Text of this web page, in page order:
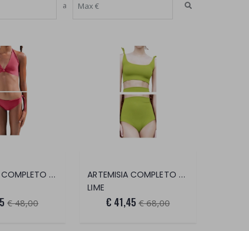
a
OSSIDIANA COMPLETO 2 PEZZI
€ 48,00
ARTEMISIA COMPLETO 2 PEZZI
LIME
€ 41,45 € 68,00